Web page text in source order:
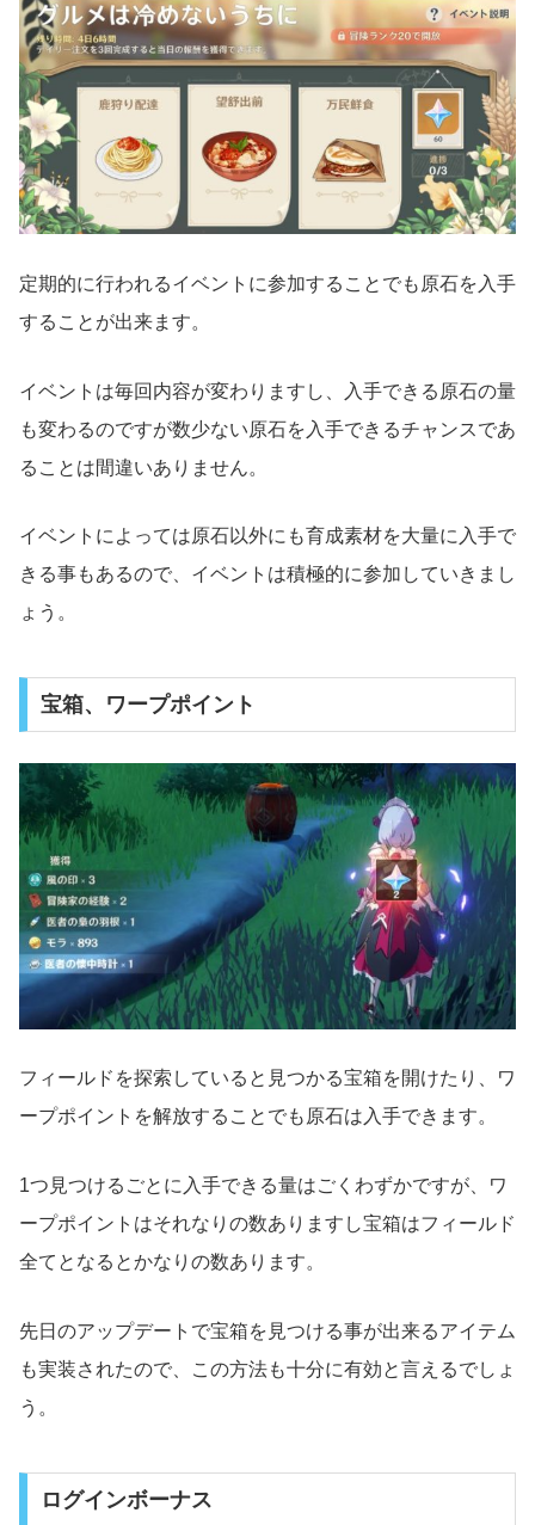
定期的に行われるイベントに参加することでも原石を入手
することが出来ます。
イベントは毎回内容が変わりますし、入手できる原石の量
も変わるのですが数少ない原石を入手できるチャンスであ
ることは間違いありません。
イベントによっては原石以外にも育成素材を大量に入手で
きる事もあるので、イベントは積極的に参加していきまし
ょう。
宝箱、ワープポイント
フィールドを探索していると見つかる宝箱を開けたり、ワ
ープポイントを解放することでも原石は入手できます。
1つ見つけるごとに入手できる量はごくわずかですが、ワ
ープポイントはそれなりの数ありますし宝箱はフィールド
全てとなるとかなりの数あります。
先日のアップデートで宝箱を見つける事が出来るアイテム
も実装されたので、この方法も十分に有効と言えるでしょ
う。
ログインボーナス